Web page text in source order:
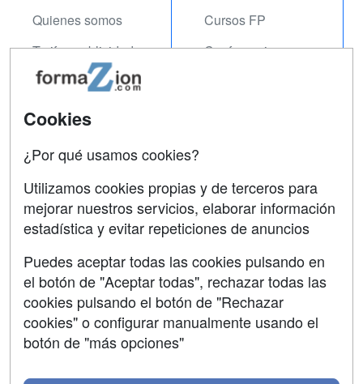
Quienes somos
Tarifas publicidad
Acceso Usuarios
Acceso Centros
Cursos FP
Conferencias
Contactar
Confidencialidad
Aviso legal
Copyleft
Cookies
¿Por qué usamos cookies?
Utilizamos cookies propias y de terceros para
mejorar nuestros servicios, elaborar información
estadística y evitar repeticiones de anuncios
Puedes aceptar todas las cookies pulsando en
el botón de "Aceptar todas", rechazar todas las
cookies pulsando el botón de "Rechazar
cookies" o configurar manualmente usando el
botón de "más opciones"